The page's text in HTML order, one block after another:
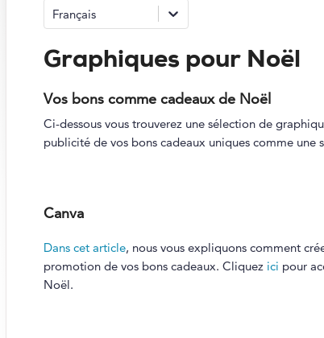
Français
Graphiques pour Noël
Vos bons comme cadeaux de Noël
Ci-dessous vous trouverez une sélection de
publicité de vos bons cadeaux uniques comme une
Canva
Dans cet article, nous vous expliquons comment
promotion de vos bons cadeaux. Cliquez ici pour
Noël.